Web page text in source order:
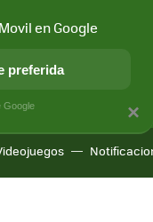
APLICACIONES
×
en Google
preferida
Google